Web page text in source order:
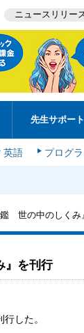
ニュースリリー
先生サポート
英語 プログ
世の中のしくみ
』を刊行
した。